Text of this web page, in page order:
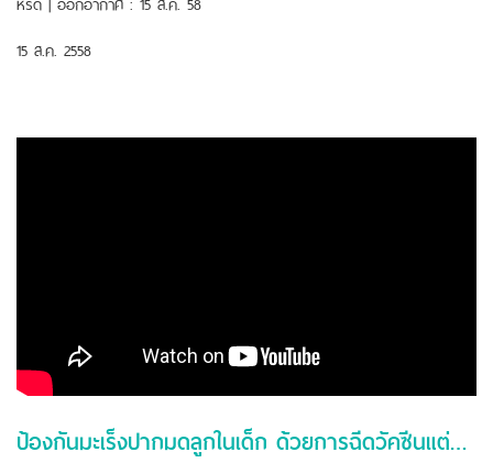
15 ส.ค. 2558
ป้องกันมะเร็งปากมดลูกในเด็ก ด้วยการฉีดวัคซีนแต่แรกเริ่ม